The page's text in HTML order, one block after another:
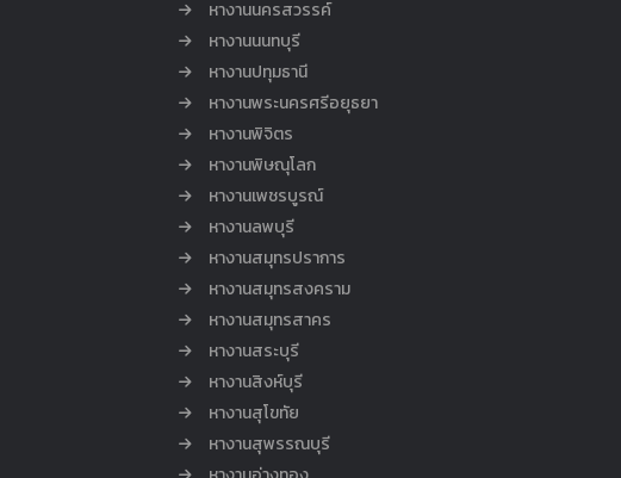
หางานนครสวรรค์
หางานนนทบุรี
หางานปทุมธานี
หางานพระนครศรีอยุธยา
หางานพิจิตร
หางานพิษณุโลก
หางานเพชรบูรณ์
หางานลพบุรี
หางานสมุทรปราการ
หางานสมุทรสงคราม
หางานสมุทรสาคร
หางานสระบุรี
หางานสิงห์บุรี
หางานสุโขทัย
หางานสุพรรณบุรี